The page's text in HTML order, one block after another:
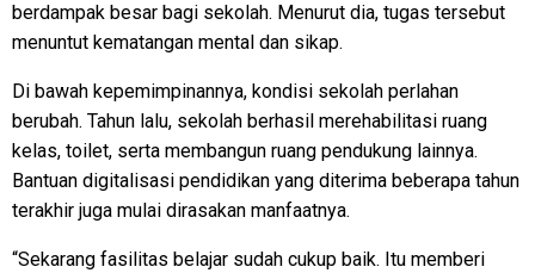
berdampak besar bagi sekolah. Menurut dia, tugas tersebut
menuntut kematangan mental dan sikap.
Di bawah kepemimpinannya, kondisi sekolah perlahan
berubah. Tahun lalu, sekolah berhasil merehabilitasi ruang
kelas, toilet, serta membangun ruang pendukung lainnya.
Bantuan digitalisasi pendidikan yang diterima beberapa tahun
terakhir juga mulai dirasakan manfaatnya.
“Sekarang fasilitas belajar sudah cukup baik. Itu memberi